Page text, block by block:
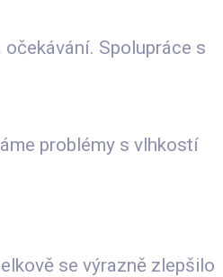
Spolupráce s
problémy s vlhkostí
se výrazně zlepšilo